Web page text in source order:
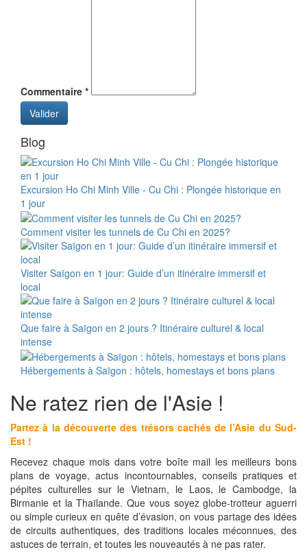
Commentaire *
Valider
Blog
Excursion Ho Chi Minh Ville - Cu Chi : Plongée historique en
1 jour
Comment visiter les tunnels de Cu Chi en 2025?
Visiter Saïgon en 1 jour: Guide d’un itinéraire immersif et
local
Que faire à Saïgon en 2 jours ? Itinéraire culturel & local
intense
Hébergements à Saïgon : hôtels, homestays et bons plans
Ne ratez rien de l'Asie !
Partez à la découverte des trésors cachés de l’Asie du Sud-
Est !
Recevez chaque mois dans votre boîte mail les meilleurs bons
plans de voyage, actus incontournables, conseils pratiques et
pépites culturelles sur le Vietnam, le Laos, le Cambodge, la
Birmanie et la Thaïlande. Que vous soyez globe-trotteur aguerri
ou simple curieux en quête d’évasion, on vous partage des idées
de circuits authentiques, des traditions locales méconnues, des
astuces de terrain, et toutes les nouveautés à ne pas rater.